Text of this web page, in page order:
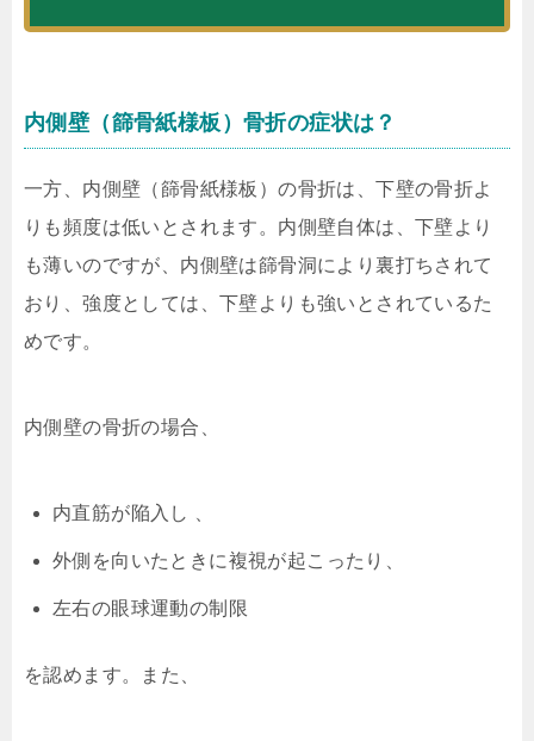
内側壁（篩骨紙様板）骨折の症状は？
一方、内側壁（篩骨紙様板）の骨折は、下壁の骨折よ
りも頻度は低いとされます。内側壁自体は、下壁より
も薄いのですが、内側壁は篩骨洞により裏打ちされて
おり、強度としては、下壁よりも強いとされているた
めです。
内側壁の骨折の場合、
内直筋が陥入し 、
外側を向いたときに複視が起こったり、
左右の眼球運動の制限
を認めます。また、